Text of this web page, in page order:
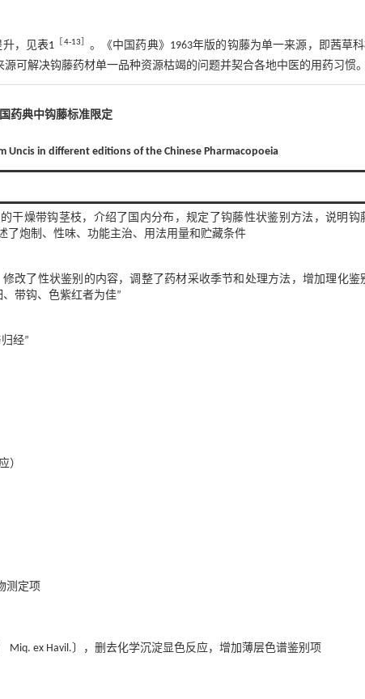
升，见表1 4⁃13
。《中国药典》1963年版的钩藤为单一来源，即茜草
可解决钩藤药材单一品种资源枯竭的问题并契合各地中医的用药习惯。
药典中钩藤标准限定
Uncis in different editions of the Chinese Pharmacopoeia
的干燥带钩茎枝，介绍了国内分布，规定了钩藤性状鉴别方法，说明钩
了炮制、性味、功能主治、用法用量和贮藏条件
改了性状鉴别的内容，调整了药材采收季节和处理方法，增加理化鉴
带钩、色紫红者为佳”
经”
）
测定项
Miq. ex Havil.〕，删去化学沉淀显色反应，增加薄层色谱鉴别项